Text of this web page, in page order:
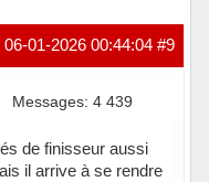
#9
06-01-2026 00:44:04
Messages: 4 439
de finisseur aussi
il arrive à se rendre